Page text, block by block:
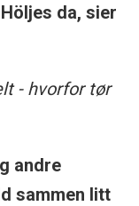
da, sier
- hvorfor tør
andre
sammen litt